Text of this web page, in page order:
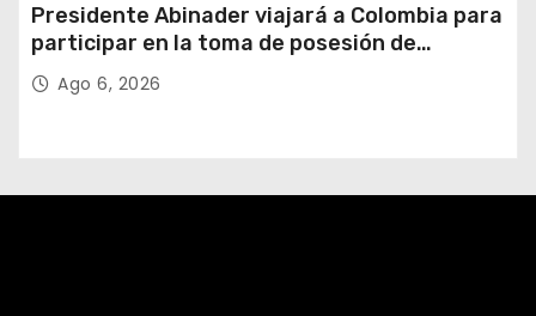
Presidente Abinader viajará a Colombia para
participar en la toma de posesión de
Abelardo de la Espriella
Ago 6, 2026